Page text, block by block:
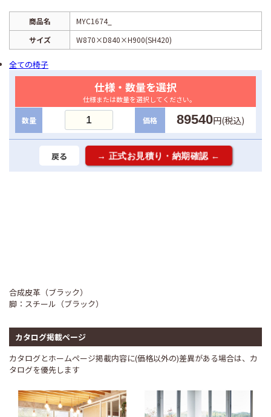
商品名
MYC1674_
サイズ
W870×D840×H900(SH420)
全ての椅子
仕様・数量を選択
仕様または数量を選択してください。
数量 価格 89540円(税込)
戻る
合成皮革（ブラック）
脚：スチール（ブラック）
カタログ掲載ページ
カタログとホームページ掲載内容に(価格以外の)差異がある場合は、カ
タログを優先します